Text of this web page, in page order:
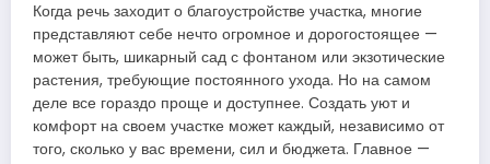
Когда речь заходит о благоустройстве участка, многие
представляют себе нечто огромное и дорогостоящее —
может быть, шикарный сад с фонтаном или экзотические
растения, требующие постоянного ухода. Но на самом
деле все гораздо проще и доступнее. Создать уют и
комфорт на своем участке может каждый, независимо от
того, сколько у вас времени, сил и бюджета. Главное —